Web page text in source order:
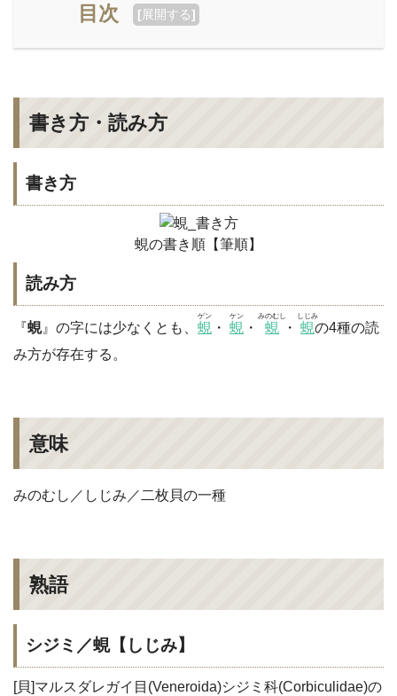
目次 [展開する]
書き方・読み方
書き方
蜆の書き順【筆順】
読み方
『蜆』の字には少なくとも、 蜆
ゲン
・ 蜆
ケン
・ 蜆
みのむし
・ 蜆
しじみ
の4種の読
み方が存在する。
意味
みのむし／しじみ／二枚貝の一種
熟語
シジミ／蜆【しじみ】
[貝]マルスダレガイ目(Veneroida)シジミ科(Corbiculidae)の